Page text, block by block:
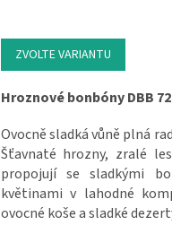
ZVOLTE VARIANTU
Hroznové bonbónyDBB
Ovocně sladká vůně plná
Šťavnaté hrozny, zralé
propojují se sladkými
květinami v lahodné
ovocné koše a sladké